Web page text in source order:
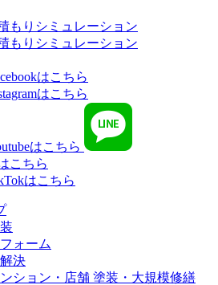
ォーム
決
ション・店舗 塗装・大規模修繕